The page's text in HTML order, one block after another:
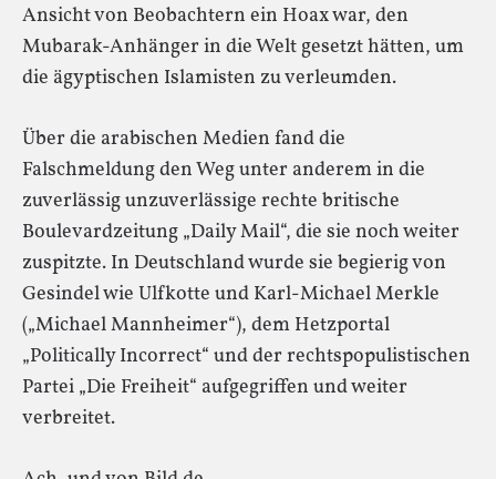
Ansicht von Beobachtern ein Hoax war, den
Mubarak-Anhänger in die Welt gesetzt hätten, um
die ägyptischen Islamisten zu verleumden.
Über die arabischen Medien fand die
Falschmeldung den Weg unter anderem in die
zuverlässig unzuverlässige rechte britische
Boulevardzeitung „Daily Mail“, die sie noch weiter
zuspitzte. In Deutschland wurde sie begierig von
Gesindel wie Ulfkotte und Karl-Michael Merkle
(„Michael Mannheimer“), dem Hetzportal
„Politically Incorrect“ und der rechtspopulistischen
Partei „Die Freiheit“ aufgegriffen und weiter
verbreitet.